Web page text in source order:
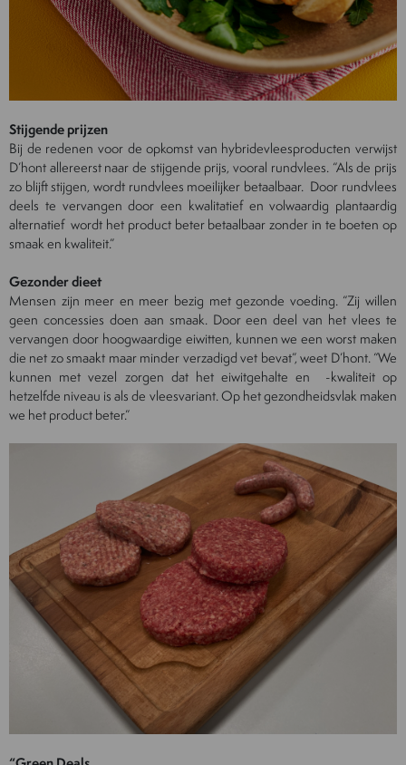
Stijgende prijzen
Bij de redenen voor de opkomst van hybridevleesproducten verwijst
D’hont allereerst naar de stijgende prijs, vooral rundvlees. “Als de prijs
zo blijft stijgen, wordt rundvlees moeilijker betaalbaar. Door rundvlees
deels te vervangen door een kwalitatief en volwaardig plantaardig
alternatief wordt het product beter betaalbaar zonder in te boeten op
smaak en kwaliteit.”
Gezonder dieet
Mensen zijn meer en meer bezig met gezonde voeding. “Zij willen
geen concessies doen aan smaak. Door een deel van het vlees te
vervangen door hoogwaardige eiwitten, kunnen we een worst maken
die net zo smaakt maar minder verzadigd vet bevat”, weet D’hont. “We
kunnen met vezel zorgen dat het eiwitgehalte en -kwaliteit op
hetzelfde niveau is als de vleesvariant. Op het gezondheidsvlak maken
we het product beter.”